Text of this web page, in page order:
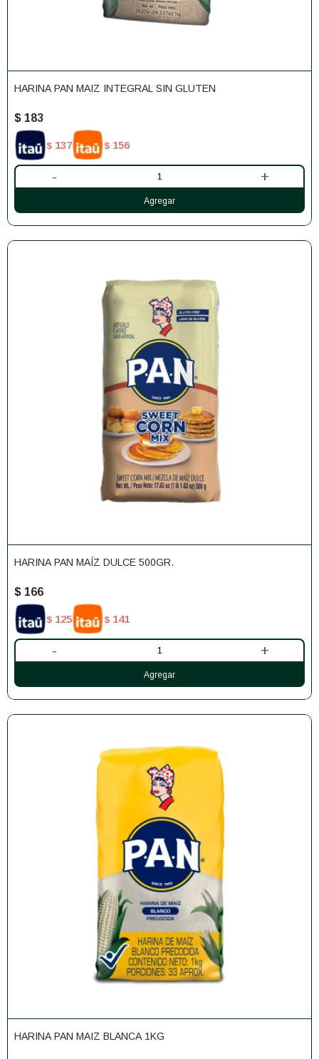
HARINA PAN MAIZ INTEGRAL SIN GLUTEN
$ 183
$ 137 $ 156
- +
HARINA PAN MAÍZ DULCE 500GR.
$ 166
$ 125 $ 141
- +
HARINA PAN MAIZ BLANCA 1KG